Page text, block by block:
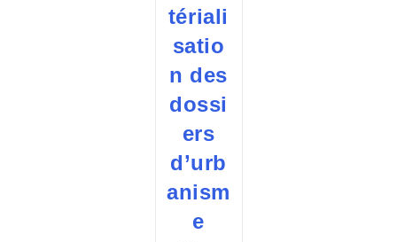
tériali
satio
n des
dossi
ers
d’urb
anism
e